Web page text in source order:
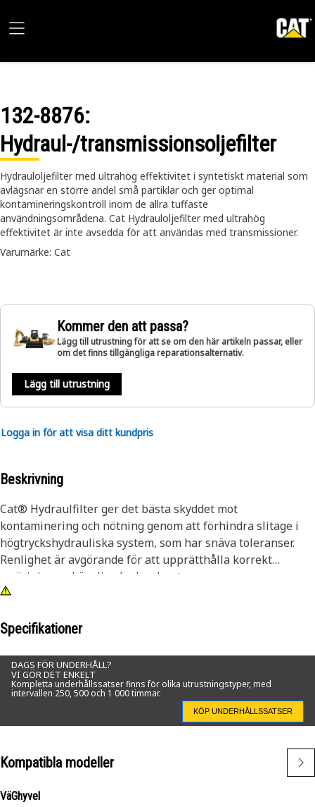
132-8876:
Hydraul-/transmissionsoljefilter
Hydrauloljefilter med ultrahög effektivitet i syntetiskt material som
avlägsnar en större andel små partiklar och ger optimal
kontamineringskontroll inom de allra tuffaste
användningsområdena. Cat Hydrauloljefilter med ultrahög
effektivitet är inte avsedda för att användas med transmissioner.
Varumärke: Cat
Kommer den att passa?
Lägg till utrustning för att se om den här artikeln passar, eller
om det finns tillgängliga reparationsalternativ.
Lägg till utrustning
Logga in för att visa ditt kundpris
Beskrivning
Cat® Hydraulfilter ger det bästa skyddet mot
kontaminering och nötning genom att förhindra slitage i
högtryckshydrauliska system, som har snäva toleranser.
Renlighet är avgörande för att upprätthålla korrekt
smörjning av känsliga hydraulsystem.
Specifikationer
DAGS FÖR UNDERHÅLL?
VI GÖR DET ENKELT
Kompletta underhållssatser finns för olika utrustningstyper, med
intervallen 250, 500 och 1 000 timmar.
KÖP UNDERHÅLLSSATSER
Kompatibla modeller
VäGhyvel